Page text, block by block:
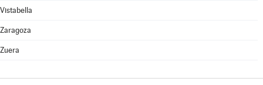
Vistabella
Zaragoza
Zuera